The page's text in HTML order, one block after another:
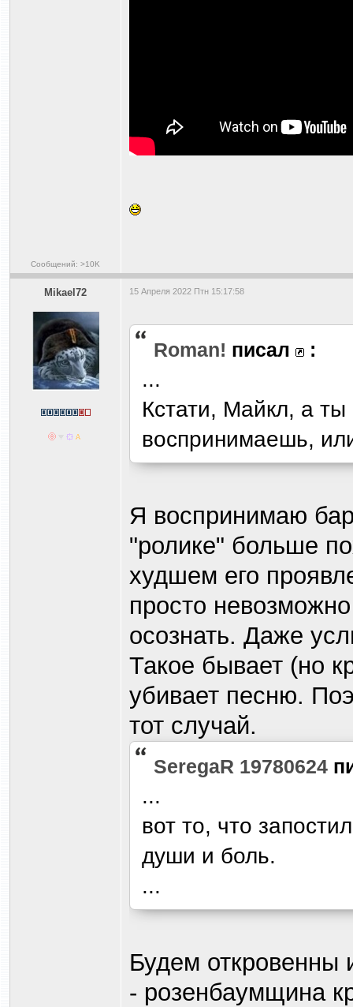
Сообщений: >10K
Mikael72 15 Апреля 2022 Птн 15:17:58
Roman! писал :
...
Кстати, Майкл, а
воспринимаешь,
Я воспринимаю
"ролике" больше
худшем его
просто
осознать. Даже
Такое бывает (но
убивает песню.
тот случай.
SeregaR 19780624
...
вот то, что
души и боль.
...
Будем откровенны
- розенбаумщина